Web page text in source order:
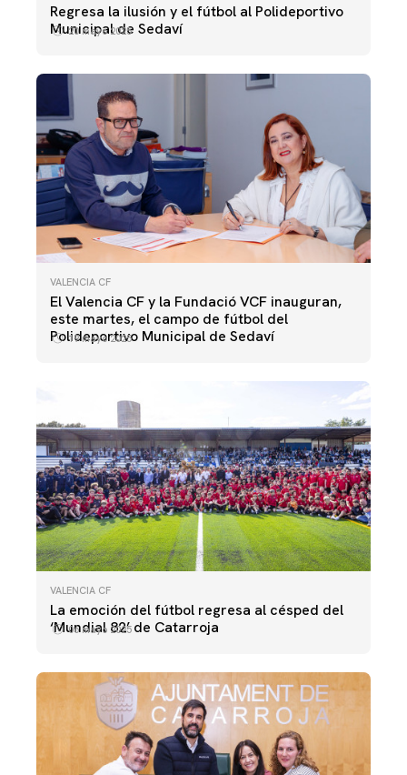
Regresa la ilusión y el fútbol al Polideportivo
Municipal de Sedaví
20 mayo 2025
VALENCIA CF
El Valencia CF y la Fundació VCF inauguran,
este martes, el campo de fútbol del
Polideportivo Municipal de Sedaví
19 mayo 2025
VALENCIA CF
La emoción del fútbol regresa al césped del
‘Mundial 82’ de Catarroja
06 mayo 2025